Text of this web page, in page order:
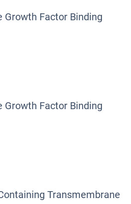
Growth Factor Binding
Growth Factor Binding
Transmembrane